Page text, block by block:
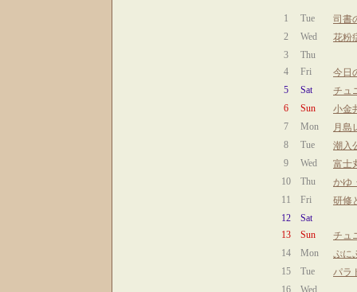
1 Tue
司書
2
Wed
花粉
3
Thu
4
Fri
今日
5
Sat
チュ
6
Sun
小金
7
Mon
月島
8
Tue
潮入
9
Wed
富士
10
Thu
かゆ
11
Fri
研修
12
Sat
13
Sun
チュ
14
Mon
ぷに
15
Tue
パラ
16
Wed